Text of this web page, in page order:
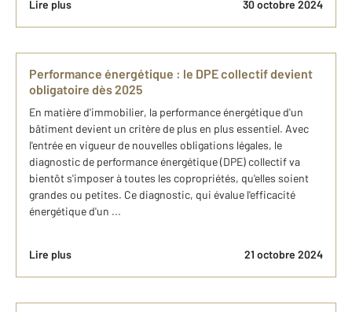
Lire plus 30 octobre 2024
Performance énergétique : le DPE collectif devient
obligatoire dès 2025
En matière d'immobilier, la performance énergétique d'un
bâtiment devient un critère de plus en plus essentiel. Avec
l'entrée en vigueur de nouvelles obligations légales, le
diagnostic de performance énergétique (DPE) collectif va
bientôt s'imposer à toutes les copropriétés, qu'elles soient
grandes ou petites. Ce diagnostic, qui évalue l'efficacité
énergétique d'un ...
Lire plus 21 octobre 2024